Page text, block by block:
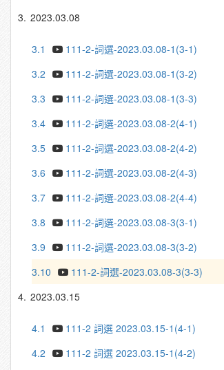
3. 2023.03.08
3.1
111-2-詞選-2023.03.08-1(3-1)
3.2
111-2-詞選-2023.03.08-1(3-2)
3.3
111-2-詞選-2023.03.08-1(3-3)
3.4
111-2-詞選-2023.03.08-2(4-1)
3.5
111-2-詞選-2023.03.08-2(4-2)
3.6
111-2-詞選-2023.03.08-2(4-3)
3.7
111-2-詞選-2023.03.08-2(4-4)
3.8
111-2-詞選-2023.03.08-3(3-1)
3.9
111-2-詞選-2023.03.08-3(3-2)
3.10
111-2-詞選-2023.03.08-3(3-3)
4. 2023.03.15
4.1
111-2 詞選 2023.03.15-1(4-1)
4.2
111-2 詞選 2023.03.15-1(4-2)